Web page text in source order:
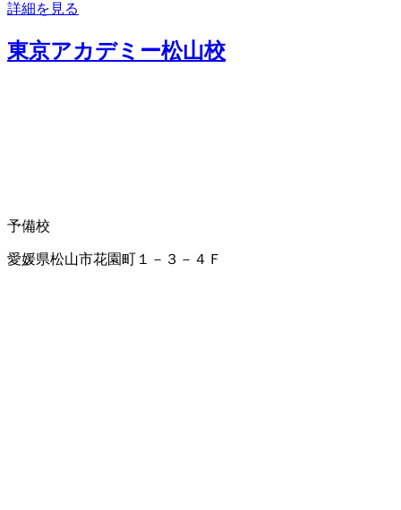
詳細を見る
東京アカデミー松山校
予備校
愛媛県松山市花園町１－３－４Ｆ